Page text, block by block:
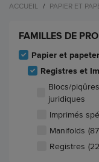
ACCUEIL / PAPIER ET
FAMILLES DE
Papier et
Registres et
Blocs/
juridiques
Imprimés
Manifolds
Registres